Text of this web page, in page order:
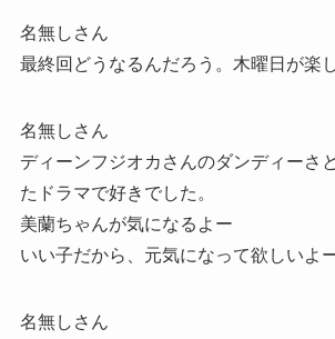
名無しさん
最終回どうなるんだろう。木曜日が楽
名無しさん
ディーンフジオカさんのダンディーさ
たドラマで好きでした。
美蘭ちゃんが気になるよー
いい子だから、元気になって欲しいよ
名無しさん